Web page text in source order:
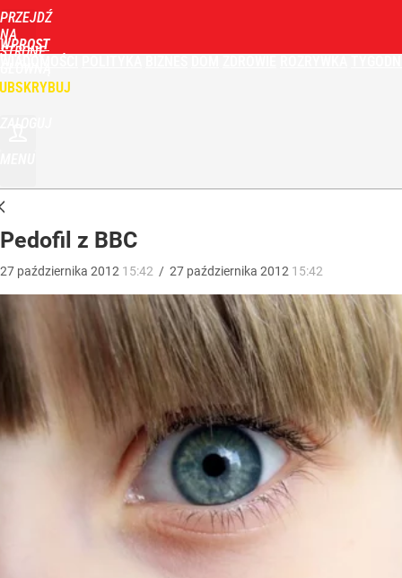
PRZEJDŹ
NA
STRONĘ
WPROST
Pedofil z BBC
27 października 2012 15:42 / 27 października 2012 15:42